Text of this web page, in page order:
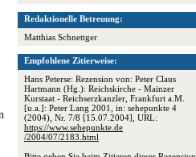
Redaktionelle Betreuung:
Matthias Schnettger
Empfohlene Zitierweise:
Hans Peterse: Rezension von: Peter Claus
Hartmann (Hg.): Reichskirche - Mainzer
Kurstaat - Reichserzkanzler, Frankfurt a.M.
[u.a.]: Peter Lang 2001, in: sehepunkte 4
(2004), Nr. 7/8 [15.07.2004], URL:
https://www.sehepunkte.de
/2004/07/2183.html